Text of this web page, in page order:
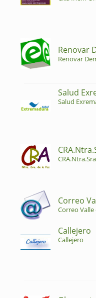
Renovar
Renovar
Salud
Salud
Correo
Correo
Callejero
Callejero